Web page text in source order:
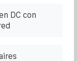
DC con